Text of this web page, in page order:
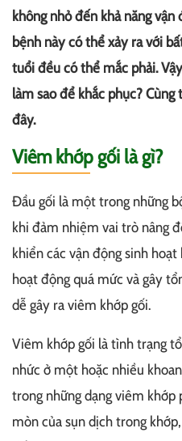
không nhỏ đến khả năng vận
bệnh này có thể xảy ra với
tuổi đều có thể mắc phải.
làm sao để khắc phục?
đây.
Viêm khớp gối là gì?
Đầu gối là một trong những
khi đảm nhiệm vai trò nâng
khiển các vận động sinh hoạt
hoạt động quá mức và gây
dễ gây ra viêm khớp gối.
Viêm khớp gối là tình trạng
nhức ở một hoặc nhiều
trong những dạng viêm khớp
mòn của sụn dịch trong